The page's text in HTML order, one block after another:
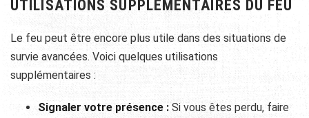
UTILISATIONS SUPPLÉMENTAIRES DU FEU
Le feu peut être encore plus utile dans des situations de
survie avancées. Voici quelques utilisations
supplémentaires :
Signaler votre présence : Si vous êtes perdu, faire